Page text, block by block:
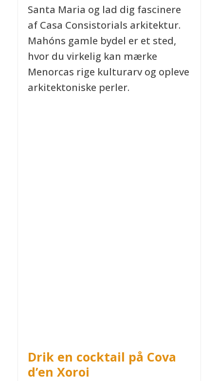
Santa Maria og lad dig fascinere
af Casa Consistorials arkitektur.
Mahóns gamle bydel er et sted,
hvor du virkelig kan mærke
Menorcas rige kulturarv og opleve
arkitektoniske perler.
Drik en cocktail på Cova
d’en Xoroi